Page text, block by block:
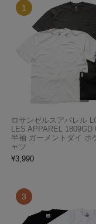
ロサンゼルスアパレル
LES APPAREL 1809GD
半袖 ガーメントダイ ポ
ャツ
¥3,990